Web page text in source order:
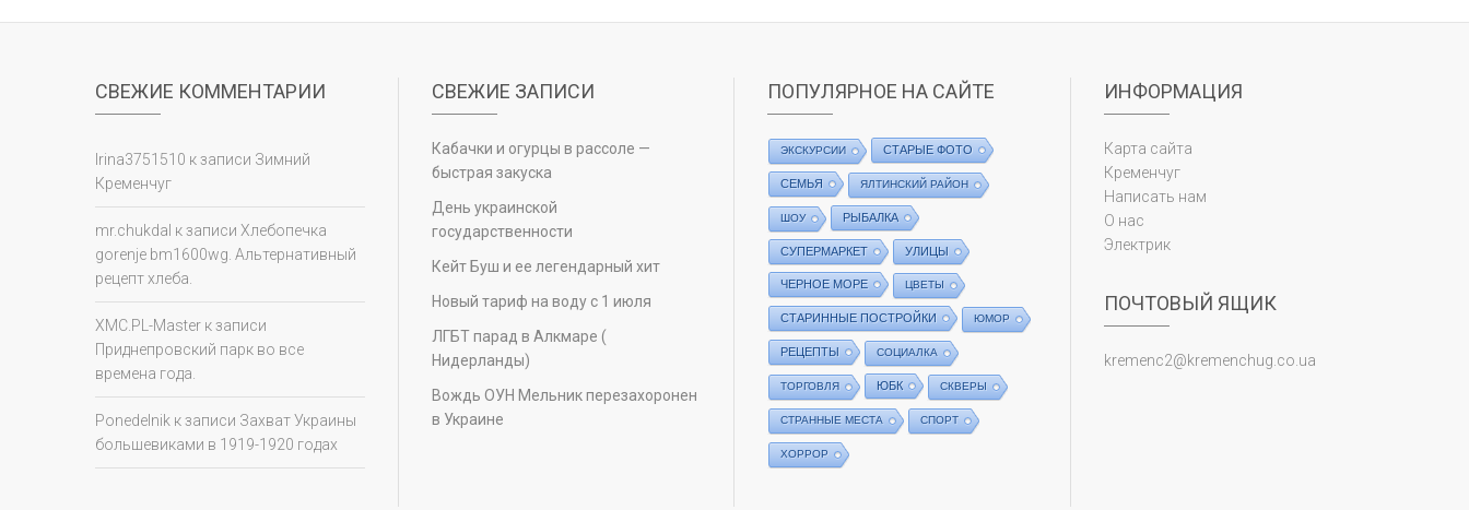
СВЕЖИЕ КОММЕНТАРИИ
Irina3751510 к записи Зимний
Кременчуг
mr.chukdal к записи Хлебопечка
gorenje bm1600wg. Альтернативный
рецепт хлеба.
XMC.PL-Master к записи
Приднепровский парк во все
времена года.
Ponedelnik к записи Захват Украины
большевиками в 1919-1920 годах
СВЕЖИЕ ЗАПИСИ
Кабачки и огурцы в рассоле —
быстрая закуска
День украинской
государственности
Кейт Буш и ее легендарный хит
Новый тариф на воду с 1 июля
ЛГБТ парад в Алкмаре (
Нидерланды)
Вождь ОУН Мельник перезахоронен
в Украине
ПОПУЛЯРНОЕ НА САЙТЕ
ЭКСКУРСИИ СТАРЫЕ ФОТО
СЕМЬЯ ЯЛТИНСКИЙ РАЙОН
ШОУ РЫБАЛКА
СУПЕРМАРКЕТ УЛИЦЫ
ЧЕРНОЕ МОРЕ ЦВЕТЫ
СТАРИННЫЕ ПОСТРОЙКИ ЮМОР
РЕЦЕПТЫ СОЦИАЛКА
ТОРГОВЛЯ ЮБК СКВЕРЫ
СТРАННЫЕ МЕСТА СПОРТ
ХОРРОР
ИНФОРМАЦИЯ
Карта сайта
Кременчуг
Написать нам
О нас
Электрик
ПОЧТОВЫЙ ЯЩИК
kremenc2@kremenchug.co.ua